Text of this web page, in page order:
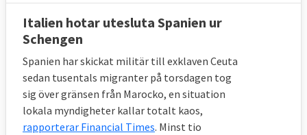
om EU:s asylbyrå och
mottagandedirektivet.
3. Vad tycker EU:s invånare om
invandring?
Italien hotar utesluta Spanien ur
Schengen
Spanien har skickat militär till exklaven Ceuta
sedan tusentals migranter på torsdagen tog
sig över gränsen från Marocko, en situation
lokala myndigheter kallar totalt kaos,
rapporterar Financial Times. Minst tio